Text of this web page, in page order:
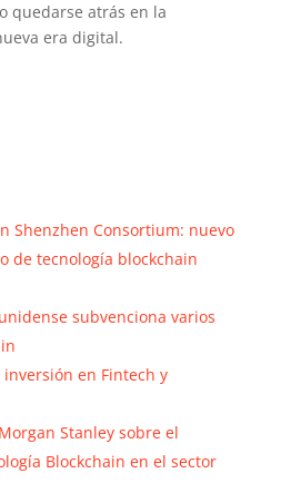
quedarse atrás en la
era digital.
Shenzhen Consortium: nuevo
de tecnología blockchain
subvenciona varios
en Fintech y
Stanley sobre el
Blockchain en el sector